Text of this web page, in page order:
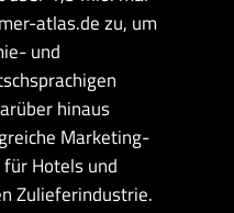
atlas.de zu, um
und
hinaus
Marketing-
Hotels und
Zulieferindustrie.